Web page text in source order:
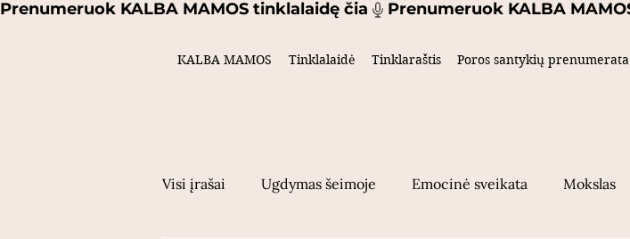
Prenumeruok KALBA MAMOS tinklalaidę čia
KALBA MAMOS Tinklalaidė Tinklaraštis Poros santykių prenumerata
Visi įrašai Ugdymas šeimoje Emocinė sveikata Mokslas